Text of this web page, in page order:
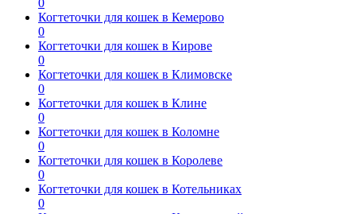
0
Когтеточки для кошек в Кемерово
0
Когтеточки для кошек в Кирове
0
Когтеточки для кошек в Климовске
0
Когтеточки для кошек в Клине
0
Когтеточки для кошек в Коломне
0
Когтеточки для кошек в Королеве
0
Когтеточки для кошек в Котельниках
0